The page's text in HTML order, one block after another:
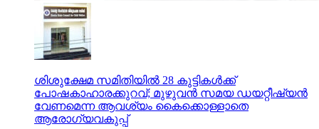
ശിശുക്ഷേമ സമിതിയില്‍ 28 കുട്ടികള്‍ക്ക്
പോഷകാഹാരക്കുറവ്; മുഴുവന്‍ സമയ ഡയറ്റീഷ്യന്‍
വേണമെന്ന ആവശ്യം കൈക്കൊള്ളാതെ
ആരോഗ്യവകുപ്പ്